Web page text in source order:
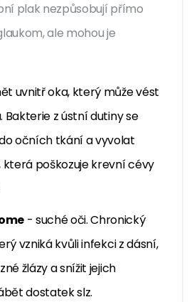
plak nezpůsobují přímo
ale mohou je
uvnitř oka, který může vést
Bakterie z ústní dutiny se
očních tkání a vyvolat
poškozuje krevní cévy
- suché oči. Chronický
vzniká kvůli infekci z dásní,
žlázy a snížit jejich
dostatek slz.